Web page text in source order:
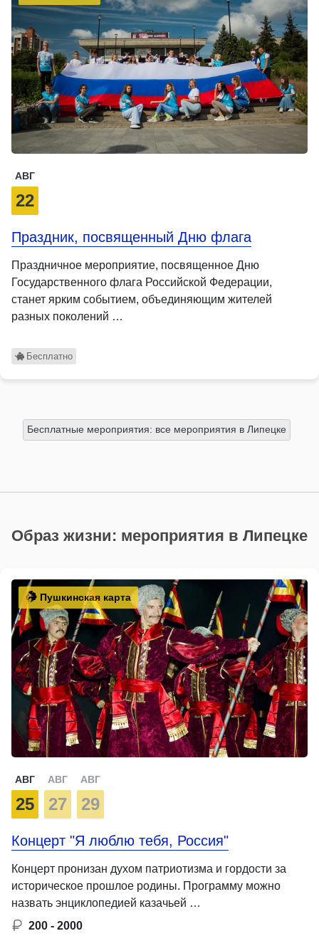
АВГ
22
Праздник, посвященный Дню флага
Праздничное мероприятие, посвященное Дню
Государственного флага Российской Федерации,
станет ярким событием, объединяющим жителей
разных поколений …
Бесплатно
Бесплатные мероприятия: все мероприятия в Липецке
Образ жизни: мероприятия в Липецке
Пушкинская карта
АВГ
25
АВГ
27
АВГ
29
Концерт "Я люблю тебя, Россия"
Концерт пронизан духом патриотизма и гордости за
историческое прошлое родины. Программу можно
назвать энциклопедией казачьей …
200 - 2000